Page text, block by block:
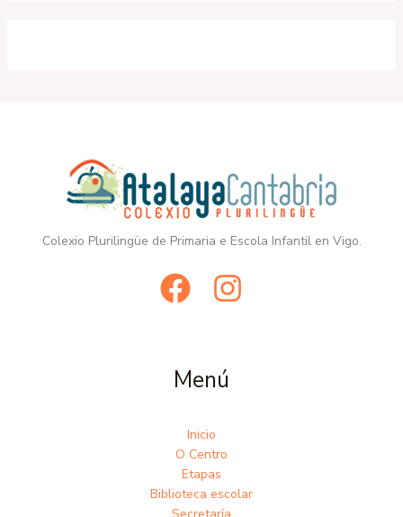
Colexio Plurilingüe de Primaria e Escola Infantil en Vigo.
Menú
Inicio
O Centro
Etapas
Biblioteca escolar